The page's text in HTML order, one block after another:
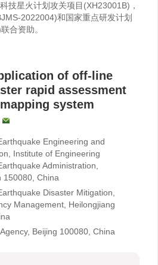
技星火计划攻关项目(XH23001B)，
2022004)和国家重点研发计划
合资助。
of off-line
rapid assessment
system
Engineering and
Institute of Engineering
Administration,
150080, China
Disaster Mitigation,
Management, Heilongjiang
Beijing 100080, China